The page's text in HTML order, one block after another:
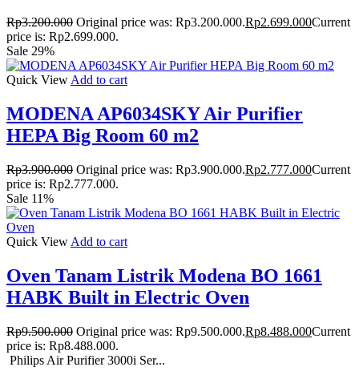
Rp3.200.000 Original price was: Rp3.200.000.Rp2.699.000Current
price is: Rp2.699.000.
Sale 29%
Quick View Add to cart
MODENA AP6034SKY Air Purifier
HEPA Big Room 60 m2
Rp3.900.000 Original price was: Rp3.900.000.Rp2.777.000Current
price is: Rp2.777.000.
Sale 11%
Quick View Add to cart
Oven Tanam Listrik Modena BO 1661
HABK Built in Electric Oven
Rp9.500.000 Original price was: Rp9.500.000.Rp8.488.000Current
price is: Rp8.488.000.
Philips Air Purifier 3000i Ser...